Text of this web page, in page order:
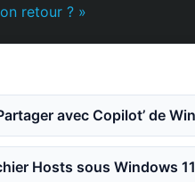
retour ? »
avec Copilot’ de
Hosts sous Windows 11